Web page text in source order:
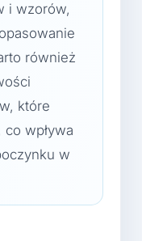
i wzorów,
również
które
wpływa
w